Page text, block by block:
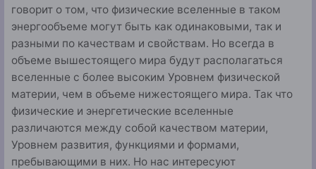
говорит о том, что физические вселенные в таком
энергообъеме мо­гут быть как одинаковыми, так и
разными по качествам и свойствам. Но всегда в
объеме вышестоящего мира будут располагаться
вселенные с более высоким Уровнем фи­зической
материи, чем в объеме нижестоящего мира. Так что
физические и энергетические вселенные
различаются между собой качеством материи,
Уровнем развития, фун­кциями и формами,
пребывающими в них. Но нас интере­суют